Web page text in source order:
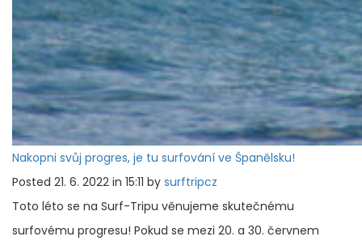
Nakopni svůj progres, je tu surfování ve Španělsku!
Posted 21. 6. 2022 in 15:11 by surftripcz
Toto léto se na Surf-Tripu věnujeme skutečnému
surfovému progresu! Pokud se mezi 20. a 30. červnem